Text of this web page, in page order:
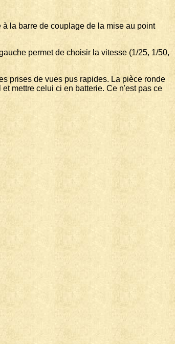
la barre de couplage de la mise au point
permet de choisir la vitesse (1/25, 1/50,
prises de vues pus rapides. La pièce ronde
mettre celui ci en batterie. Ce n'est pas ce